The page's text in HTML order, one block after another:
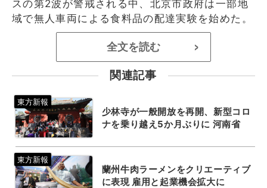
スの第2波が警戒される中、北京市政府は一部地
域で無人車両による食料品の配達実験を始めた。
全文を読む >
関連記事
少林寺が一般開放を再開、新型コロ
ナを乗り越え5か月ぶりに 河南省
蘭州牛肉ラーメンをクリエーティブ
に表現 雇用と起業機会拡大に